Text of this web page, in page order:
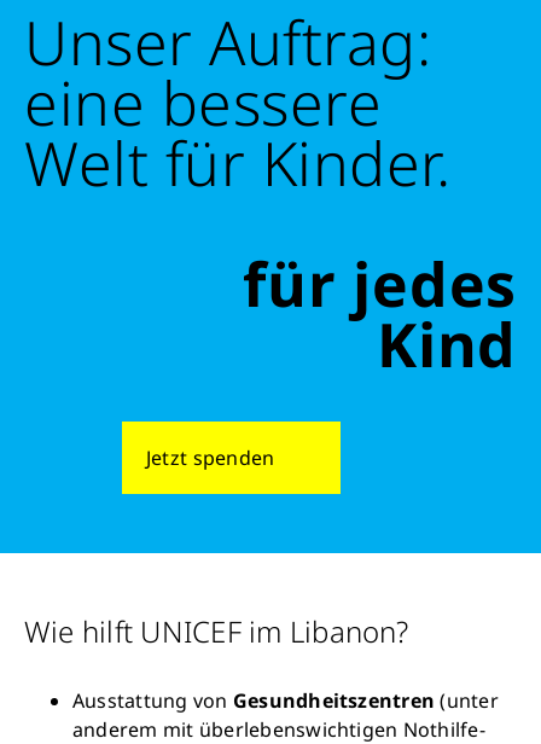
Unser Auftrag:
eine bessere
Welt für Kinder.
für jedes
Kind
Jetzt spenden
Wie hilft UNICEF im Libanon?
Ausstattung von Gesundheitszentren (unter
anderem mit überlebenswichtigen Nothilfe-